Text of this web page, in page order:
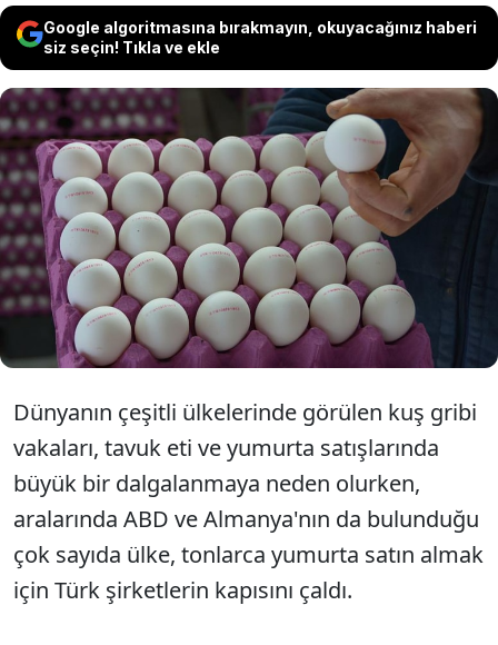
Google algoritmasına bırakmayın, okuyacağınız haberi
siz seçin! Tıkla ve ekle
Son birkaç ay içerisinde yumurta fiyatları rekor
seviyeye yükselirken, fiyatların hızla artmasının
nedeninin yurt dışından Türkiye'deki yumurta
üreticilerine gelen talep olduğu ortada çıktı.
ABD'nin ardından Almanya da milyonlarca yumurta
için Türkiye'nin kapısını çalarken, bu durum iç
pazarda daha az yumurtanın dolaşıma girmesine
ve fiyatların hızla artmasına neden oldu.
Dünyanın çeşitli ülkelerinde görülen kuş gribi
vakaları, tavuk eti ve yumurta satışlarında
büyük bir dalgalanmaya neden olurken,
aralarında ABD ve Almanya'nın da bulunduğu
çok sayıda ülke, tonlarca yumurta satın almak
için Türk şirketlerin kapısını çaldı.